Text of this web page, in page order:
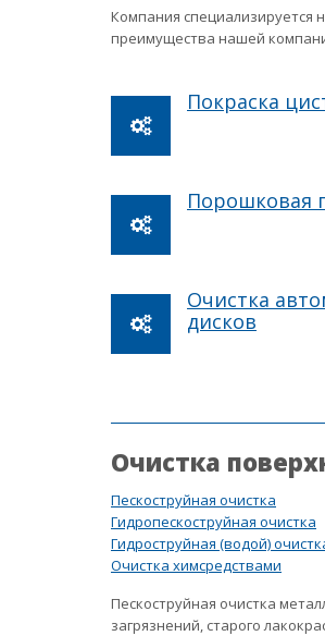
Компания специализируется
преимущества нашей
Покраска
Порошковая
Очистка
дисков
Очистка
Пескоструйная очистка
Гидропескоструйная очистка
Гидроструйная (водой)
Очистка химсредствами
Пескоструйная очистка
загрязнений, старого